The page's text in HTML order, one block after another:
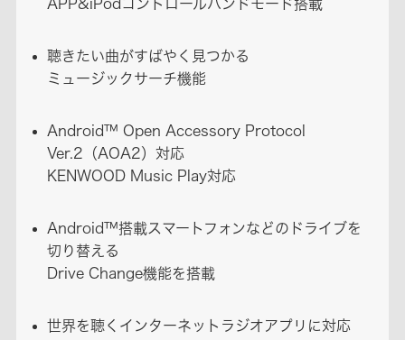
APP&iPodコントロールハンドモード搭載
聴きたい曲がすばやく見つかる
ミュージックサーチ機能
Android™ Open Accessory Protocol
Ver.2（AOA2）対応
KENWOOD Music Play対応
Android™搭載スマートフォンなどのドライブを
切り替える
Drive Change機能を搭載
世界を聴くインターネットラジオアプリに対応